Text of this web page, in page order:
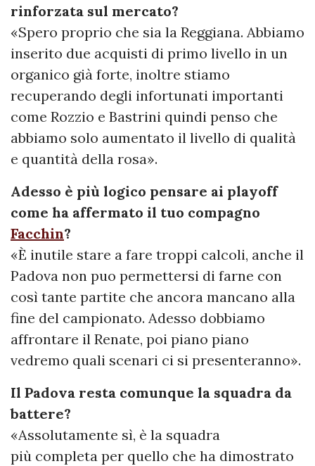
rinforzata sul mercato?
«Spero proprio che sia la Reggiana. Abbiamo
inserito due acquisti di primo livello in un
organico già forte, inoltre stiamo
recuperando degli infortunati importanti
come Rozzio e Bastrini quindi penso che
abbiamo solo aumentato il livello di qualità
e quantità della rosa».
Adesso è più logico pensare ai playoff
come ha affermato il tuo compagno
Facchin?
«È inutile stare a fare troppi calcoli, anche il
Padova non puo permettersi di farne con
così tante partite che ancora mancano alla
fine del campionato. Adesso dobbiamo
affrontare il Renate, poi piano piano
vedremo quali scenari ci si presenteranno».
Il Padova resta comunque la squadra da
battere?
«Assolutamente sì, è la squadra
più completa per quello che ha dimostrato